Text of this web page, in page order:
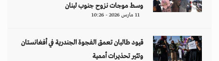
وسط موجات نزوح جنوب لبنان
11 مارس 2026 - 10:26
قيود طالبان تعمق الفجوة الجندرية في أفغانستان
وتثير تحذيرات أممية